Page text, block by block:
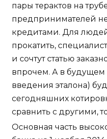
пары терактов на
предпринимателей
кредитами. Для
прокатить,
и сочтут статью
впрочем. А в будущем
введения эталона)
сегодняшних
сравнить с другими,
Основная часть